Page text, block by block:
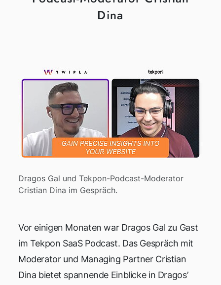
Dina
Dragos Gal und Tekpon-Podcast-Moderator
Cristian Dina im Gespräch.
Vor einigen Monaten war Dragos Gal zu Gast
im Tekpon SaaS Podcast. Das Gespräch mit
Moderator und Managing Partner Cristian
Dina bietet spannende Einblicke in Dragos’